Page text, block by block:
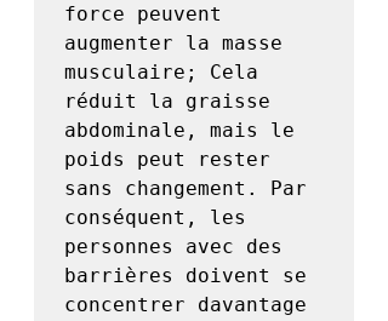
force peuvent
augmenter la masse
musculaire; Cela
réduit la graisse
abdominale, mais le
poids peut rester
sans changement. Par
conséquent, les
personnes avec des
barrières doivent se
concentrer davantage